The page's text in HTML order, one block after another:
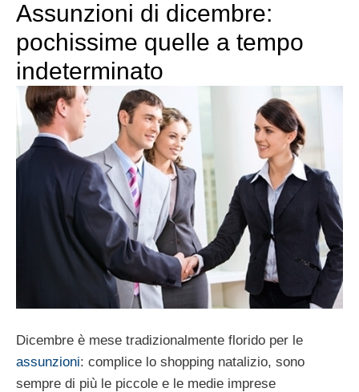
Assunzioni di dicembre:
pochissime quelle a tempo
indeterminato
Dicembre è mese tradizionalmente florido per le
assunzioni: complice lo shopping natalizio, sono
sempre di più le piccole e le medie imprese